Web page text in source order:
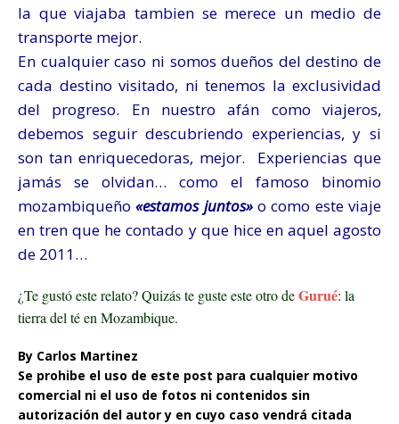
la que viajaba tambien se merece un medio de
transporte mejor.
En cualquier caso ni somos dueños del destino de
cada destino visitado, ni tenemos la exclusividad
del progreso. En nuestro afán como viajeros,
debemos seguir descubriendo experiencias, y si
son tan enriquecedoras, mejor. Experiencias que
jamás se olvidan… como el famoso binomio
mozambiqueño«estamos juntos»o como este viaje
en tren que he contado y que hice en aquel agosto
de 2011…
¿Te gustó este relato? Quizás te guste este otro deGurué: la
tierra del té en Mozambique.
By Carlos Martinez
Se prohibe el uso de este post para cualquier motivo
comercial ni el uso de fotos ni contenidos sin
autorización del autor y en cuyo caso vendrá citada